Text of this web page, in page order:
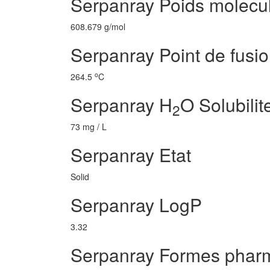
608.679 g/mol
Serpanray Point de
264.5 oC
Serpanray H2O
73 mg / L
Serpanray Etat
Solid
Serpanray LogP
3.32
Serpanray Formes